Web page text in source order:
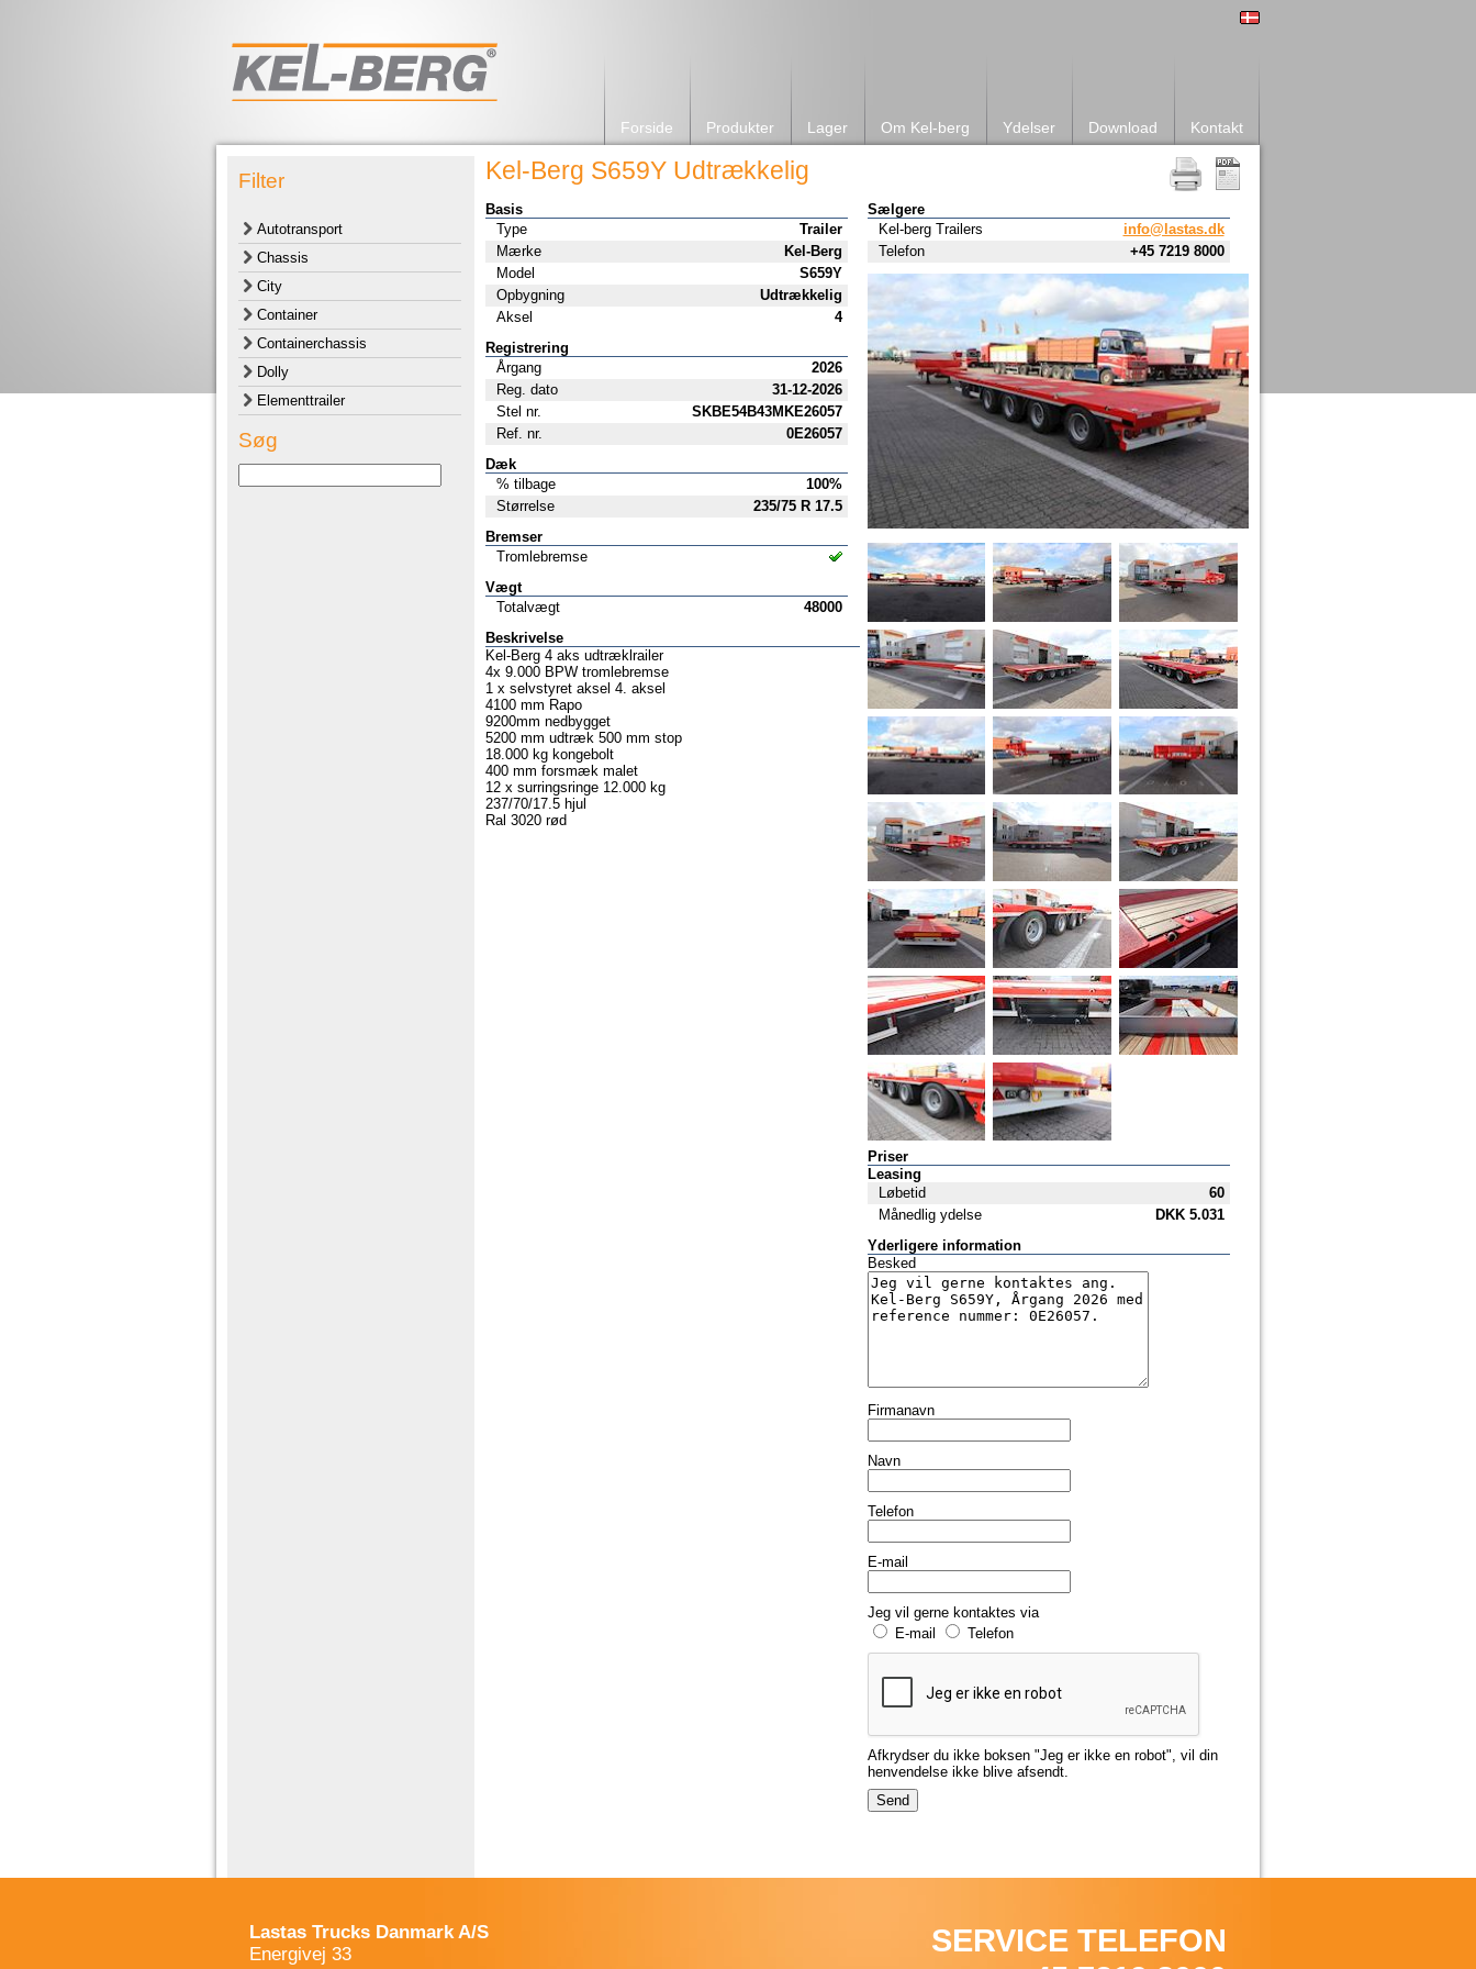
Forside Produkter Lager Om Kel-berg Ydelser Download Kontakt
Filter
Autotransport
Chassis
City
Container
Containerchassis
Dolly
Elementtrailer
Søg
Kel-Berg S659Y Udtrækkelig
Basis
Type
Trailer
Mærke
Kel-Berg
Model
S659Y
Opbygning
Udtrækkelig
Aksel
4
Registrering
Årgang
2026
Reg. dato
31-12-2026
Stel nr.
SKBE54B43MKE26057
Ref. nr.
0E26057
Dæk
% tilbage
100%
Størrelse
235/75 R 17.5
Bremser
Tromlebremse
Vægt
Totalvægt
48000
Beskrivelse
Kel-Berg 4 aks udtræklrailer
4x 9.000 BPW tromlebremse
1 x selvstyret aksel 4. aksel
4100 mm Rapo
9200mm nedbygget
5200 mm udtræk 500 mm stop
18.000 kg kongebolt
400 mm forsmæk malet
12 x surringsringe 12.000 kg
237/70/17.5 hjul
Ral 3020 rød
Sælgere
Kel-berg Trailers
info@lastas.dk
Telefon
+45 7219 8000
Priser
Leasing
Løbetid
60
Månedlig ydelse
DKK5.031
Yderligere information
Besked
Firmanavn
Navn
Telefon
E-mail
Jeg vil gerne kontaktes via
E-mail
Telefon
Afkrydser du ikke boksen "Jeg er ikke en robot", vil din
henvendelse ikke blive afsendt.
Lastas Trucks Danmark A/S
Energivej 33
SERVICE TELEFON